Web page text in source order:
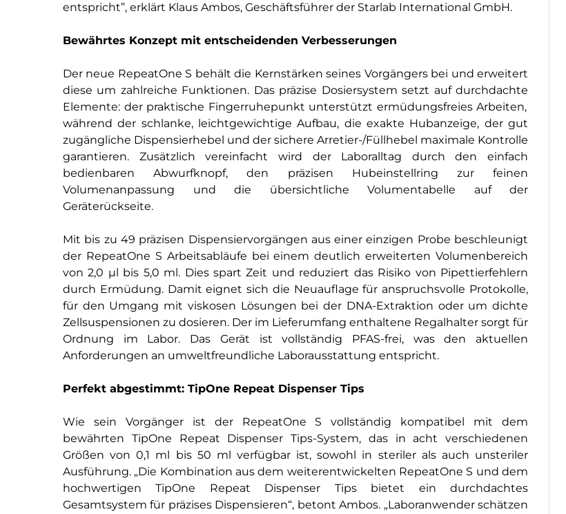
entspricht”, erklärt Klaus Ambos, Geschäftsführer der Starlab International GmbH.
Bewährtes Konzept mit entscheidenden Verbesserungen
Der neue RepeatOne S behält die Kernstärken seines Vorgängers bei und erweitert
diese um zahlreiche Funktionen. Das präzise Dosiersystemsetzt auf durchdachte
Elemente: der praktische Fingerruhepunkt unterstützt ermüdungsfreies Arbeiten,
während der schlanke, leichtgewichtige Aufbau, die exakte Hubanzeige, der gut
zugängliche Dispensierhebel und der sichere Arretier-/Füllhebel maximale Kontrolle
garantieren. Zusätzlich vereinfacht wird der Laboralltag durch den einfach
bedienbarenAbwurfknopf, den präzisen Hubeinstellring zur feinen
Volumenanpassung und die übersichtliche Volumentabelle auf der
Geräterückseite.
Mit bis zu 49 präzisen Dispensiervorgängen aus einer einzigen Probe beschleunigt
der RepeatOne S Arbeitsabläufe bei einem deutlich erweiterten Volumenbereich
von 2,0 µl bis 5,0 ml. Dies spart Zeit und reduziert das Risiko von Pipettierfehlern
durch Ermüdung. Damit eignet sich die Neuauflage für anspruchsvolle Protokolle,
für den Umgang mit viskosen Lösungen bei der DNA-Extraktion oder um dichte
Zellsuspensionen zu dosieren. Der im Lieferumfang enthaltene Regalhalter sorgt für
Ordnung im Labor. Das Gerät istvollständig PFAS-frei, was den aktuellen
Anforderungen an umweltfreundliche Laborausstattung entspricht.
Perfekt abgestimmt: TipOne Repeat Dispenser Tips
Wie sein Vorgänger ist der RepeatOne S vollständig kompatibel mit dem
bewährten TipOne Repeat Dispenser Tips-System, das in acht verschiedenen
Größen von 0,1 ml bis 50 ml verfügbar ist, sowohl in steriler als auch unsteriler
Ausführung. „Die Kombination aus dem weiterentwickelten RepeatOne S unddem
hochwertigenTipOne Repeat Dispenser Tipsbietet ein durchdachtes
Gesamtsystem für präzises Dispensieren“, betont Ambos. „Laboranwender schätzen